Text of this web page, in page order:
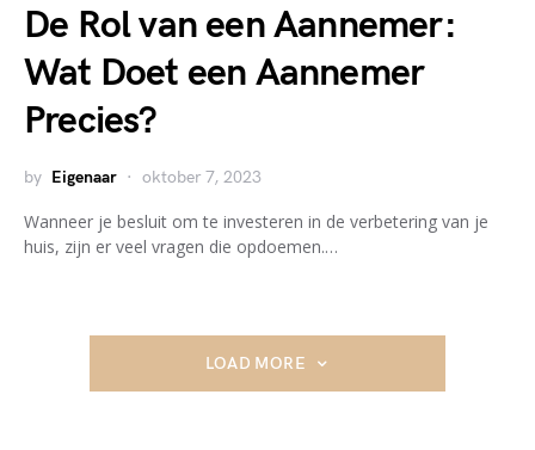
De Rol van een Aannemer:
Wat Doet een Aannemer
Precies?
by Eigenaar oktober 7, 2023
Wanneer je besluit om te investeren in de verbetering van je
huis, zijn er veel vragen die opdoemen.…
LOAD MORE